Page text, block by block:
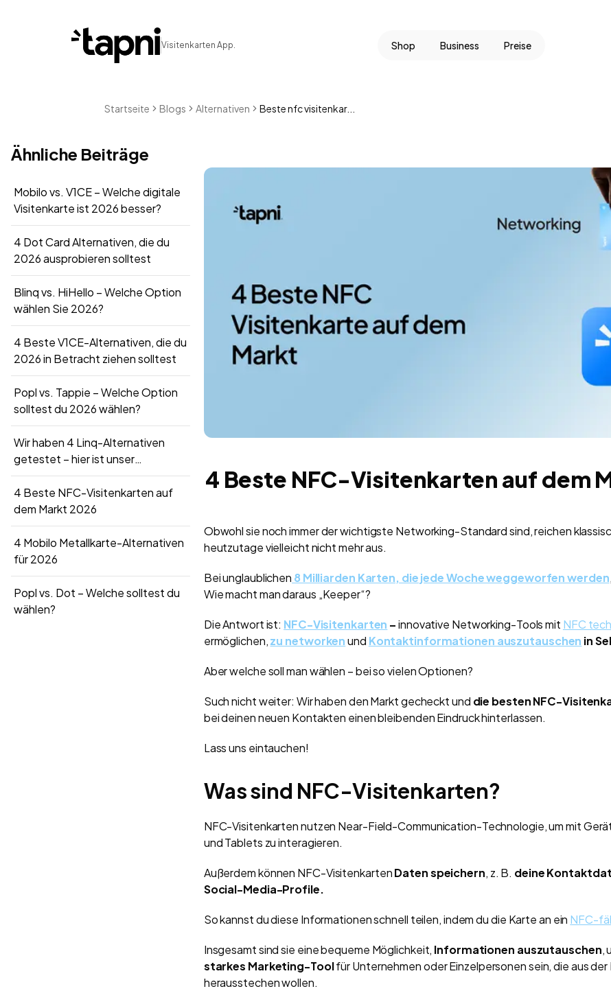
Visitenkarten App. Shop Business Preise
Startseite Blogs Alternativen Beste nfc visitenkar...
Ähnliche Beiträge
Mobilo vs. V1CE – Welche digitale
Visitenkarte ist 2026 besser?
4 Dot Card Alternativen, die du
2026 ausprobieren solltest
Blinq vs. HiHello – Welche Option
wählen Sie 2026?
4 Beste V1CE-Alternativen, die du
2026 in Betracht ziehen solltest
Popl vs. Tappie – Welche Option
solltest du 2026 wählen?
Wir haben 4 Linq-Alternativen
getestet – hier ist unser
ausführliches Feedback
4 Beste NFC-Visitenkarten auf
dem Markt 2026
4 Mobilo Metallkarte-Alternativen
für 2026
Popl vs. Dot – Welche solltest du
wählen?
4 Beste NFC-Visitenkarten auf dem
Obwohl sie noch immer der wichtigste Networking-Standard sind, reichen
heutzutage vielleicht nicht mehr aus.
Bei unglaublichen 8 Milliarden Karten, die jede Woche weggeworfen werden
Wie macht man daraus „Keeper“?
Die Antwort ist: NFC-Visitenkarten –innovative Networking-Tools mit NFC
ermöglichen,zu networkenund Kontaktinformationen auszutauschen in
Aber welche soll man wählen – bei so vielen Optionen?
Such nicht weiter: Wir haben den Markt gecheckt und die besten NFC-
bei deinen neuen Kontakten einen bleibenden Eindruck hinterlassen.
Lass uns eintauchen!
Was sind NFC-Visitenkarten?
NFC-Visitenkarten nutzen Near-Field-Communication-Technologie, um mit
und Tablets zu interagieren.
Außerdem können NFC-VisitenkartenDaten speichern, z. B. deine
Social-Media-Profile.
So kannst du diese Informationen schnell teilen, indem du die Karte an ein NFC-
Insgesamt sind sie eine bequeme Möglichkeit, Informationen auszutauschen,
starkes Marketing-Toolfür Unternehmen oder Einzelpersonen sein, die aus der
herausstechen wollen.